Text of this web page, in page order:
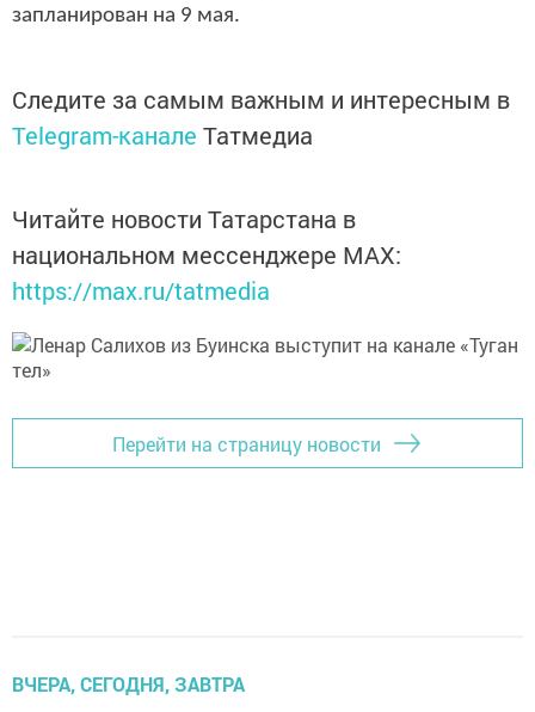
запланирован на 9 мая.
Следите за самым важным и интересным в
Telegram-канале Татмедиа
Читайте новости Татарстана в
национальном мессенджере MАХ:
https://max.ru/tatmedia
Перейти на страницу новости
ВЧЕРА, СЕГОДНЯ, ЗАВТРА